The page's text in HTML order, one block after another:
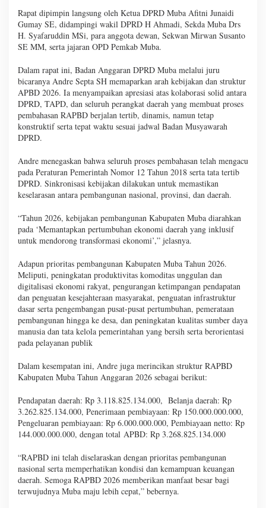
Rapat dipimpin langsung oleh Ketua DPRD Muba Afitni Junaidi
Gumay SE, didampingi wakil DPRD H Ahmadi, Sekda Muba Drs
H. Syafaruddin MSi, para anggota dewan, Sekwan Mirwan Susanto
SE MM, serta jajaran OPD Pemkab Muba.
Dalam rapat ini, Badan Anggaran DPRD Muba melalui juru
bicaranya Andre Septa SH memaparkan arah kebijakan dan struktur
APBD 2026. Ia menyampaikan apresiasi atas kolaborasi solid antara
DPRD, TAPD, dan seluruh perangkat daerah yang membuat proses
pembahasan RAPBD berjalan tertib, dinamis, namun tetap
konstruktif serta tepat waktu sesuai jadwal Badan Musyawarah
DPRD.
Andre menegaskan bahwa seluruh proses pembahasan telah mengacu
pada Peraturan Pemerintah Nomor 12 Tahun 2018 serta tata tertib
DPRD. Sinkronisasi kebijakan dilakukan untuk memastikan
keselarasan antara pembangunan nasional, provinsi, dan daerah.
“Tahun 2026, kebijakan pembangunan Kabupaten Muba diarahkan
pada ‘Memantapkan pertumbuhan ekonomi daerah yang inklusif
untuk mendorong transformasi ekonomi’,” jelasnya.
Adapun prioritas pembangunan Kabupaten Muba Tahun 2026.
Meliputi, peningkatan produktivitas komoditas unggulan dan
digitalisasi ekonomi rakyat, pengurangan ketimpangan pendapatan
dan penguatan kesejahteraan masyarakat, penguatan infrastruktur
dasar serta pengembangan pusat-pusat pertumbuhan, pemerataan
pembangunan hingga ke desa, dan peningkatan kualitas sumber daya
manusia dan tata kelola pemerintahan yang bersih serta berorientasi
pada pelayanan publik
Dalam kesempatan ini, Andre juga merincikan struktur RAPBD
Kabupaten Muba Tahun Anggaran 2026 sebagai berikut:
Pendapatan daerah: Rp 3.118.825.134.000, Belanja daerah: Rp
3.262.825.134.000, Penerimaan pembiayaan: Rp 150.000.000.000,
Pengeluaran pembiayaan: Rp 6.000.000.000, Pembiayaan netto: Rp
144.000.000.000, dengan total APBD: Rp 3.268.825.134.000
“RAPBD ini telah diselaraskan dengan prioritas pembangunan
nasional serta memperhatikan kondisi dan kemampuan keuangan
daerah. Semoga RAPBD 2026 memberikan manfaat besar bagi
terwujudnya Muba maju lebih cepat,” bebernya.